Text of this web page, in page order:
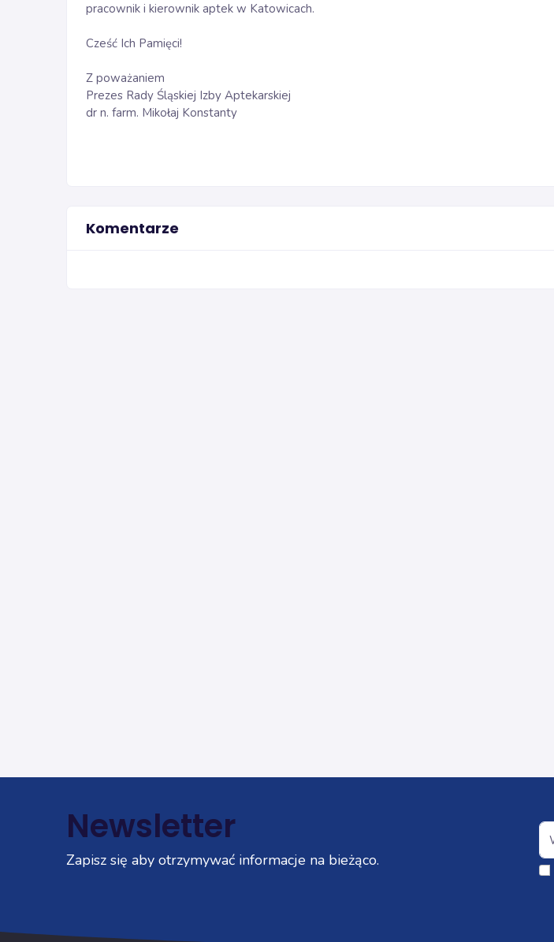
pracownik i kierownik aptek w Katowicach.
Cześć Ich Pamięci!
Z poważaniem
Prezes Rady Śląskiej Izby Aptekarskiej
dr n. farm. Mikołaj Konstanty
Komentarze
Newsletter
Zapisz się aby otrzymywać informacje na bieżąco.